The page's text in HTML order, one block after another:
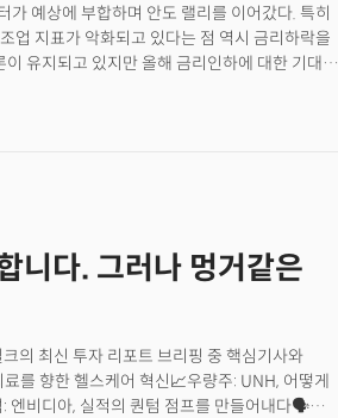
는 회사 경영에서 발생할 수 있는 거의 모든
련했다. 그의 인생과 투자 철학이 담긴 첫 저서
만 부 이상 판매됐다.&nbsp;그의 세계를 제대로
전에 워밍업으로 레이 달리오의 지적 토양을
예상에 부합하며 안도 랠리를 이어갔다. 특히
업 지표가 악화되고 있다는 점 역시 금리하락을
유지되고 있지만 올해 금리인하에 대한 기대는
지만 미국 기업과 소비자들이 고금리에 충격을
새로운 신흥국 리더로 떠오른 인도는 4분기
단 2%의 풀백(마감기준)도 허용하지 않는
는 23.6%가 상승했고 이는 지난 20년간 단
년 -22.8%의 하락장이 유일하다. 미국 증시는
니다. 그러나 멍거같은
의 최신 투자 리포트 브리핑 중 핵심기사와
를 향한 헬스케어 혁신📈우량주: UNH, 어떻게
엔비디아, 실적의 퀀텀 점프를 만들어내다🗣️